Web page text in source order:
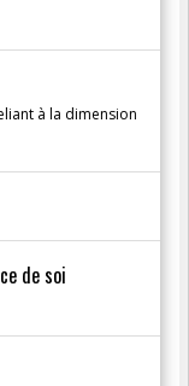
à la dimension
de soi